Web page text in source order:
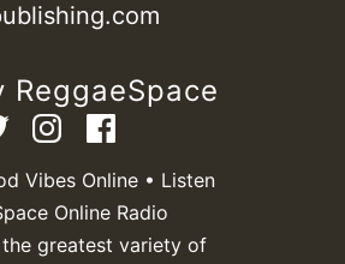
ReggaeSpace
Vibes Online • Listen
Online Radio
greatest variety of